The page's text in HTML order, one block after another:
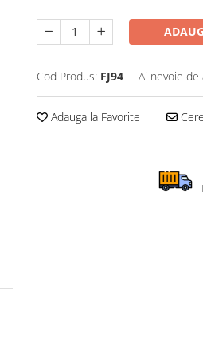
Cod Produs: FJ94 Ai nevoie de
Adauga la Favorite